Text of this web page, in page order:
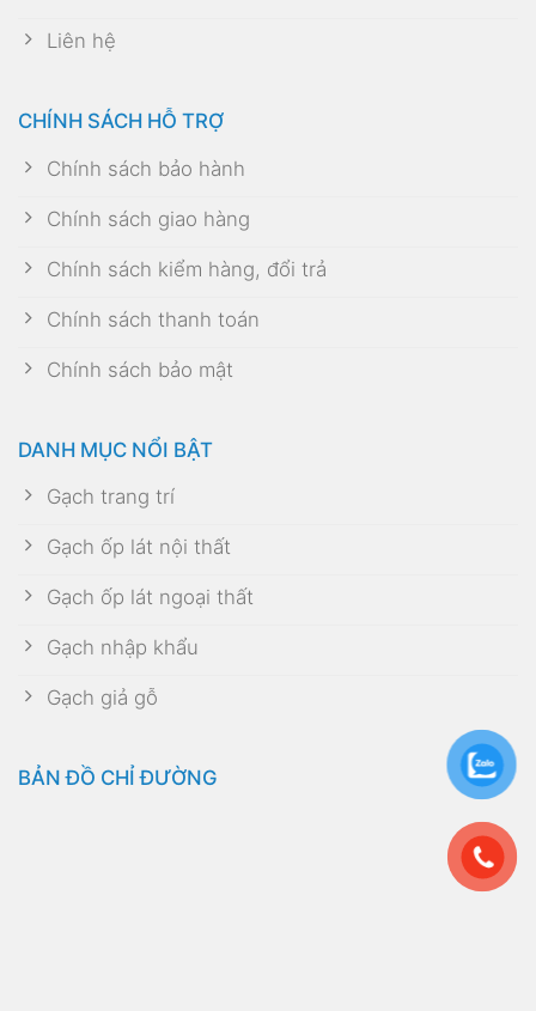
Liên hệ
CHÍNH SÁCH HỖ TRỢ
Chính sách bảo hành
Chính sách giao hàng
Chính sách kiểm hàng, đổi trả
Chính sách thanh toán
Chính sách bảo mật
DANH MỤC NỔI BẬT
Gạch trang trí
Gạch ốp lát nội thất
Gạch ốp lát ngoại thất
Gạch nhập khẩu
Gạch giả gỗ
BẢN ĐỒ CHỈ ĐƯỜNG